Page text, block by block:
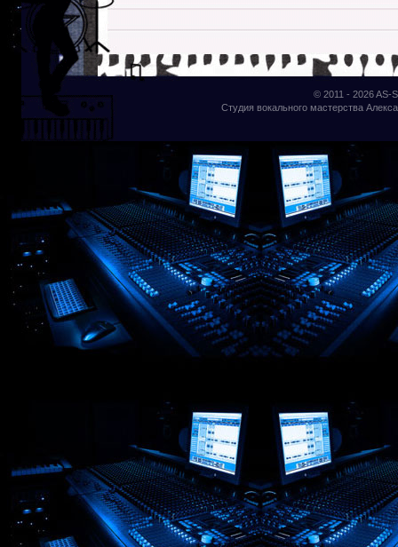
© 2011 - 2026AS-
Студия вокального мастерства